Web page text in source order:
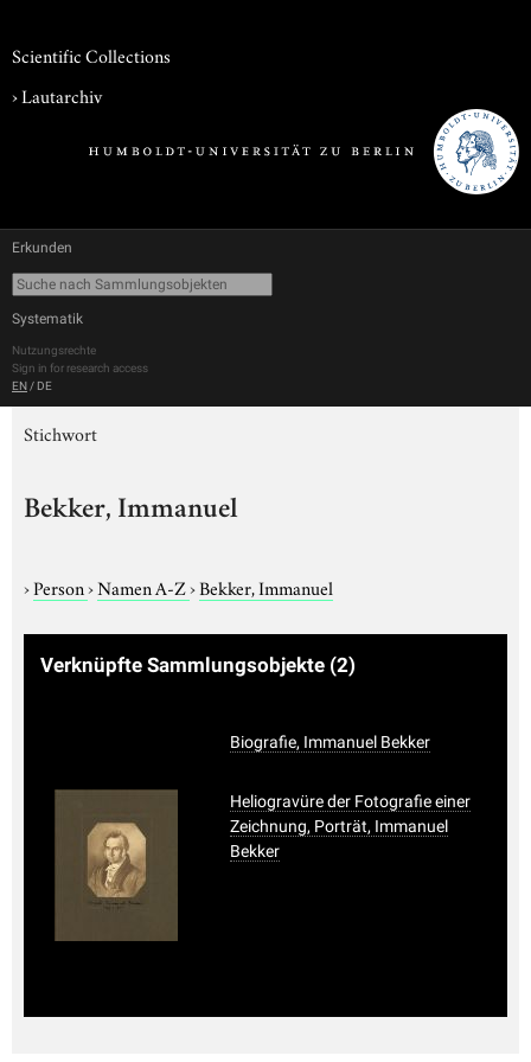
Scientific Collections
›Lautarchiv
Erkunden
Systematik
Nutzungsrechte
Sign in for research access
EN / DE
Stichwort
Bekker, Immanuel
›Person›Namen A-Z›Bekker, Immanuel
Verknüpfte Sammlungsobjekte (2)
Biografie, Immanuel Bekker
Heliogravüre der Fotografie einer
Zeichnung, Porträt, Immanuel
Bekker